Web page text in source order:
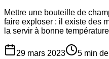
Mettre une bouteille de
faire exploser : il existe des
la servir à bonne
29 mars 2023 5 min